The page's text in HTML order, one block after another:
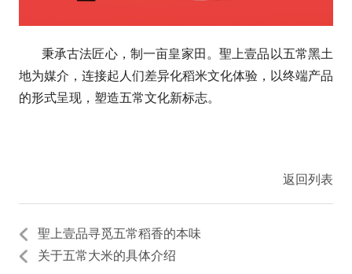
秉承古法匠心，制一亩皇家田。聖上壹品以五常黑土
地为媒介，连接起人们差异化稻米文化体验，以终端产品
的形式呈现，塑造五常文化新标志。
返回列表
聖上壹品寻觅五常稻香的本味
关于五常大米的具体介绍